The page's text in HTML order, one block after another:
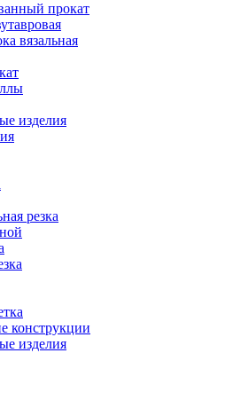
прокат
вязальная
изделия
резка
конструкции
изделия